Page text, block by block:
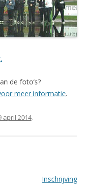
de foto’s?
meer informatie.
april 2014.
Inschrijving